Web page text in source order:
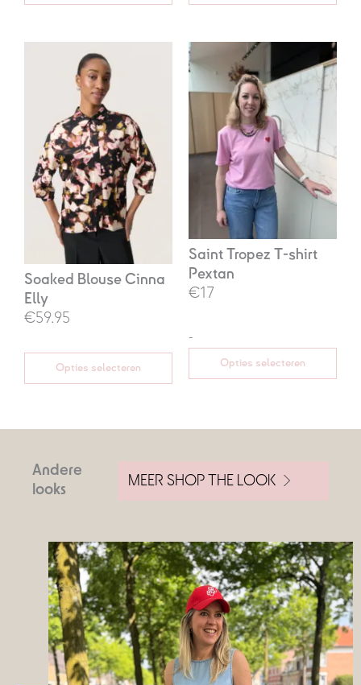
Soaked Blouse Cinna
Elly
€59.95
Opties selecteren
Saint Tropez T-shirt
Pextan
€17
-
Prijsklasse:
€17,00
tot
€24,95
Opties selecteren
Andere
looks
MEER SHOP THE LOOK